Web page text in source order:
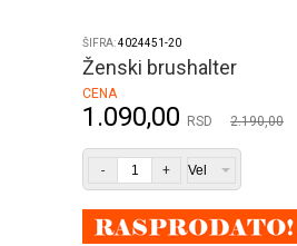
ŠIFRA:4024451-20
Ženski brushalter
CENA
1.090,00 RSD 2.190,00
- +